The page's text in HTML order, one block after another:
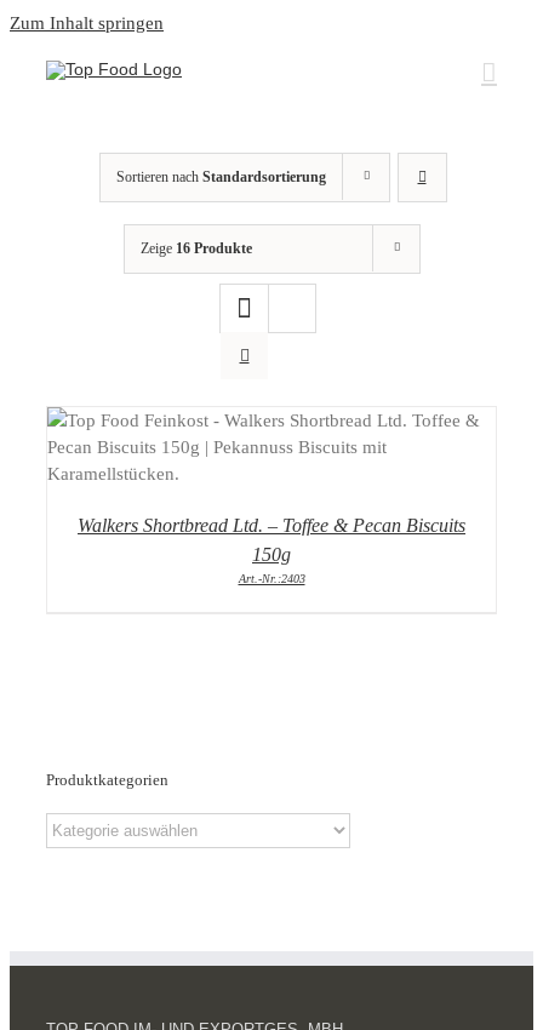
Zum Inhalt springen
Sortieren nach Standardsortierung
Zeige 16 Produkte
DETAILS
Walkers Shortbread Ltd. – Toffee & Pecan Biscuits
150g
Art.-Nr.:2403
Produktkategorien